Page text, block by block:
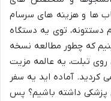
ها و هزینه های سرسام
توی یه دستگاه
که چطور مطالعه نسخه
تبلت، یه عالمه مزیت
آماده اید یه سفر
پزشکی داشته باشیم؟ پس